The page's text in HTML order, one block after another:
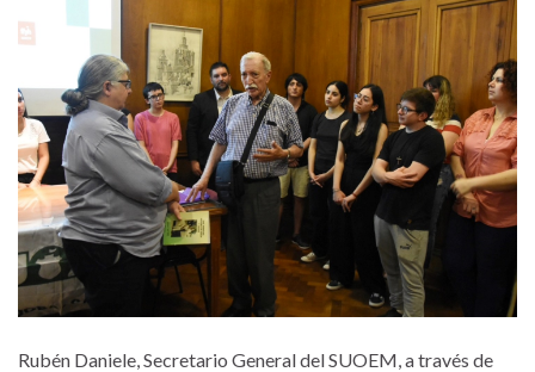
Rubén Daniele, Secretario General del SUOEM, a través de